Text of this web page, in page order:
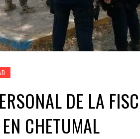
DE LA
CHETUMAL